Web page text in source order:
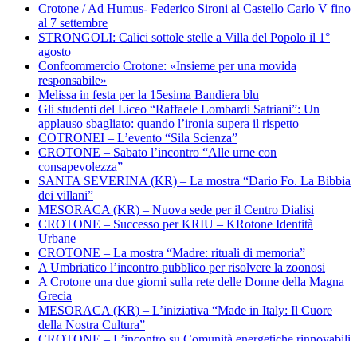
Crotone / Ad Humus- Federico Sironi al Castello Carlo V fino
al 7 settembre
STRONGOLI: Calici sottole stelle a Villa del Popolo il 1°
agosto
Confcommercio Crotone: «Insieme per una movida
responsabile»
Melissa in festa per la 15esima Bandiera blu
Gli studenti del Liceo “Raffaele Lombardi Satriani”: Un
applauso sbagliato: quando l’ironia supera il rispetto
COTRONEI – L’evento “Sila Scienza”
CROTONE – Sabato l’incontro “Alle urne con
consapevolezza”
SANTA SEVERINA (KR) – La mostra “Dario Fo. La Bibbia
dei villani”
MESORACA (KR) – Nuova sede per il Centro Dialisi
CROTONE – Successo per KRIU – KRotone Identità
Urbane
CROTONE – La mostra “Madre: rituali di memoria”
A Umbriatico l’incontro pubblico per risolvere la zoonosi
A Crotone una due giorni sulla rete delle Donne della Magna
Grecia
MESORACA (KR) – L’iniziativa “Made in Italy: Il Cuore
della Nostra Cultura”